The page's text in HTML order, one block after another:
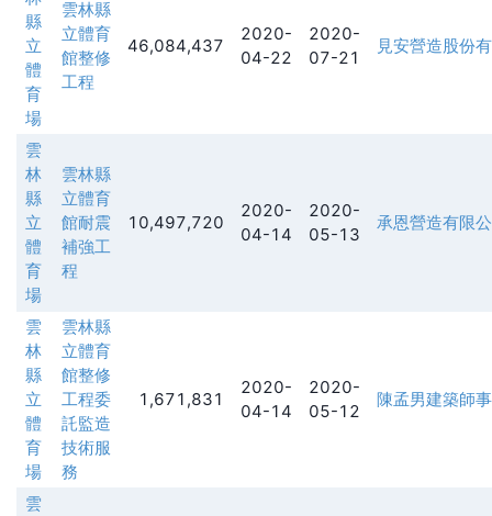
縣
立
體
育
場
雲林縣
立體育
館整修
工程
46,084,437
2020-
04-22
2020-
07-21
見安營造股份
雲
林
縣
立
體
育
場
雲林縣
立體育
館耐震
補強工
程
10,497,720
2020-
04-14
2020-
05-13
承恩營造有限
雲
林
縣
立
體
育
場
雲林縣
立體育
館整修
工程委
託監造
技術服
務
1,671,831
2020-
04-14
2020-
05-12
陳孟男建築師
雲